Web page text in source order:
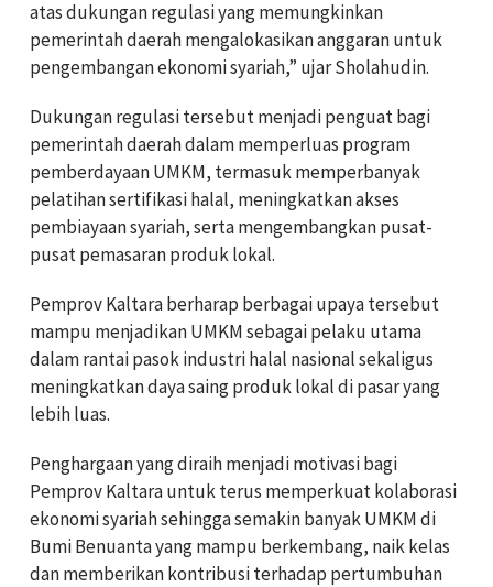
atas dukungan regulasi yang memungkinkan
pemerintah daerah mengalokasikan anggaran untuk
pengembangan ekonomi syariah,” ujar Sholahudin.
Dukungan regulasi tersebut menjadi penguat bagi
pemerintah daerah dalam memperluas program
pemberdayaan UMKM, termasuk memperbanyak
pelatihan sertifikasi halal, meningkatkan akses
pembiayaan syariah, serta mengembangkan pusat-
pusat pemasaran produk lokal.
Pemprov Kaltara berharap berbagai upaya tersebut
mampu menjadikan UMKM sebagai pelaku utama
dalam rantai pasok industri halal nasional sekaligus
meningkatkan daya saing produk lokal di pasar yang
lebih luas.
Penghargaan yang diraih menjadi motivasi bagi
Pemprov Kaltara untuk terus memperkuat kolaborasi
ekonomi syariah sehingga semakin banyak UMKM di
Bumi Benuanta yang mampu berkembang, naik kelas
dan memberikan kontribusi terhadap pertumbuhan